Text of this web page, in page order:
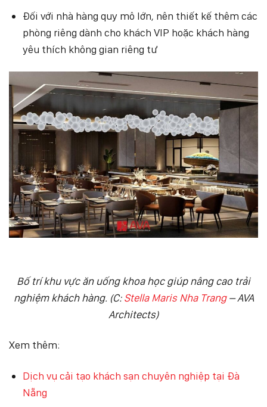
Đối với nhà hàng quy mô lớn, nên thiết kế thêm các
phòng riêng dành cho khách VIP hoặc khách hàng
yêu thích không gian riêng tư
Bố trí khu vực ăn uống khoa học giúp nâng cao trải
nghiệm khách hàng. (C:Stella Maris Nha Trang– AVA
Architects)
Xem thêm:
Dịch vụ cải tạo khách sạn chuyên nghiệp tại Đà
Nẵng